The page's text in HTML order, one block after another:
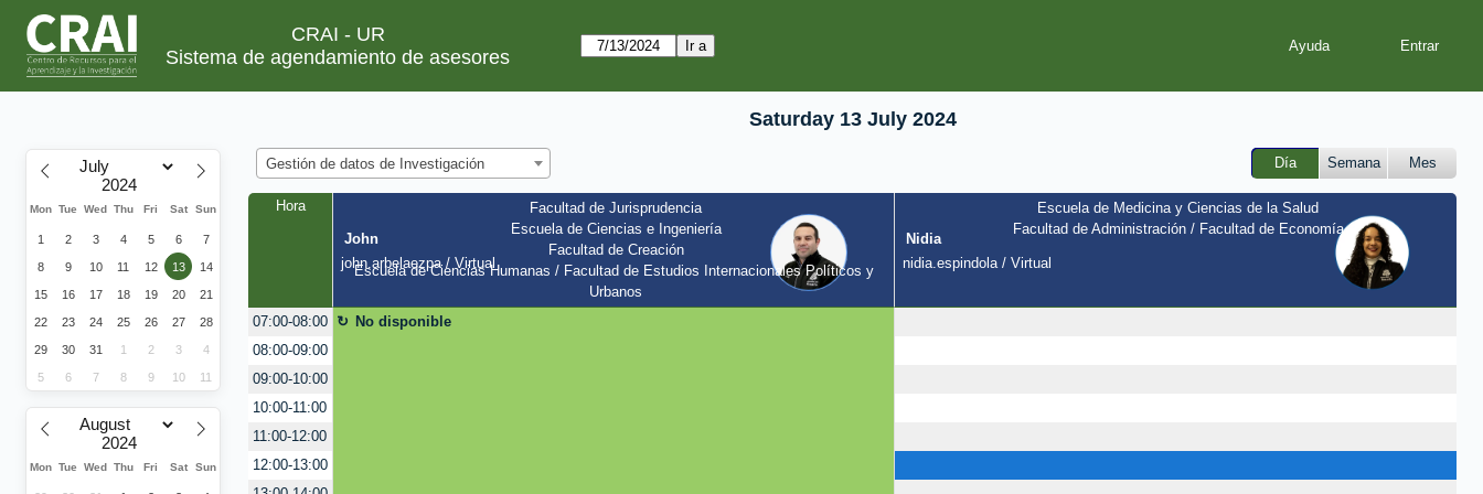
CRAI - UR
Sistema de agendamiento de asesores
Ayuda
Mon Tue Wed Thu Fri Sat Sun
1 2 3 4 5 6 7
8 9 10 11 12 13 14
15 16 17 18 19 20 21
22 23 24 25 26 27 28
29 30 31 1 2 3 4
5 6 7 8 9 10 11
Mon Tue Wed Thu Fri Sat Sun
Saturday 13 July 2024
Gestión de datos de Investigación Día Semana Mes
Hora
John
john.arbelaezpa / Virtual
Facultad de Jurisprudencia
Escuela de Ciencias e Ingeniería
Facultad de Creación
Escuela de Ciencias Humanas / Facultad de Estudios Internacionales Políticos y
Urbanos
Nidia
nidia.espindola / Virtual
Escuela de Medicina y Ciencias de la Salud
Facultad de Administración / Facultad de Economía
07:00-08:00
No disponible
08:00-09:00
09:00-10:00
10:00-11:00
11:00-12:00
12:00-13:00